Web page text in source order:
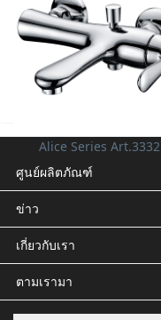
Alice Series Art.3332
ศูนย์ผลิตภัณฑ์
ข่าว
เกี่ยวกับเรา
ตามเรามา